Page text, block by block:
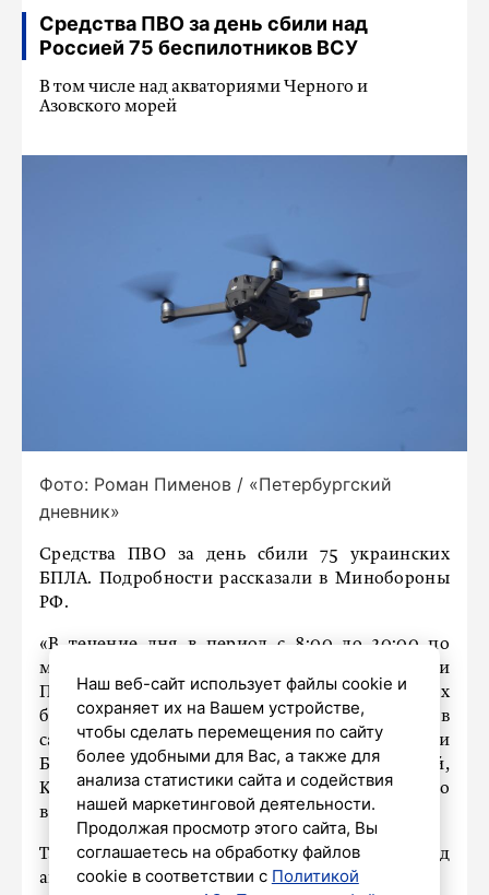
Средства ПВО за день сбили над
Россией 75 беспилотников ВСУ
В том числе над акваториями Черного и
Азовского морей
Фото: Роман Пименов / «Петербургский
дневник»
Средства ПВО за день сбили 75 украинских
БПЛА. Подробности рассказали в Минобороны
РФ.
«В течение дня в период с 8:00 до 20:00 по
московскому времени дежурными средствами
ПВО перехвачены и уничтожены 75 украинских
беспилотных летательных аппаратов
самолетного типа над территориями
Белгородской, Брянской, Воронежской,
Курской областей, Республики Крым», – сказано
в сообщении военного ведомства.
Также украинские дроны сбивали над
акваториями Азовского и Черного морей.
Наш веб-сайт использует файлы cookie и
сохраняет их на Вашем устройстве,
чтобы сделать перемещения по сайту
более удобными для Вас, а также для
анализа статистики сайта и содействия
нашей маркетинговой деятельности.
Продолжая просмотр этого сайта, Вы
соглашаетесь на обработку файлов
cookie в соответствии с Политикой